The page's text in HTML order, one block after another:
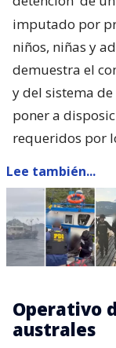
imputado por
niños, niñas y
demuestra el
y del sistema
poner a
requeridos por
Lee también...
Operativo
australes